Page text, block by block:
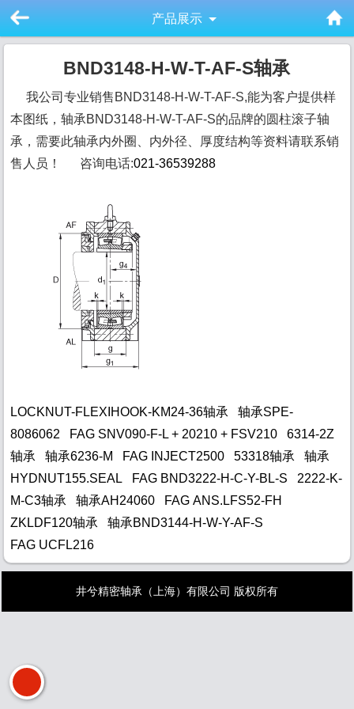
产品展示
BND3148-H-W-T-AF-S轴承
我公司专业销售BND3148-H-W-T-AF-S,能为客户提供样
本图纸，轴承BND3148-H-W-T-AF-S的品牌的圆柱滚子轴
承，需要此轴承内外圈、内外径、厚度结构等资料请联系销
售人员！ 咨询电话:021-36539288
LOCKNUT-FLEXIHOOK-KM24-36轴承
轴承SPE-
8086062 FAG SNV090-F-L + 20210 + FSV210
6314-2Z
轴承
轴承6236-M FAG INJECT2500 53318轴承
轴承
HYDNUT155.SEAL FAG BND3222-H-C-Y-BL-S
2222-K-
M-C3轴承
轴承AH24060 FAG ANS.LFS52-FH
ZKLDF120轴承
轴承BND3144-H-W-Y-AF-S
FAG UCFL216
井兮精密轴承（上海）有限公司 版权所有